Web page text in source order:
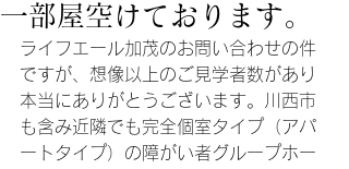
一部屋空けております。
ライフエール加茂のお問い合わせの件
ですが、想像以上のご見学者数があり
本当にありがとうございます。川西市
も含み近隣でも完全個室タイプ（アパ
ートタイプ）の障がい者グループホー